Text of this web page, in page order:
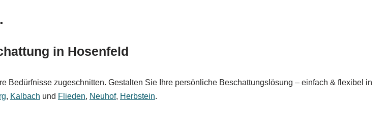
in Hosenfeld
Bedürfnisse zugeschnitten. Gestalten Sie Ihre persönliche Beschattungslösung – einfach & flexibel in
, Kalbach und Flieden, Neuhof, Herbstein.